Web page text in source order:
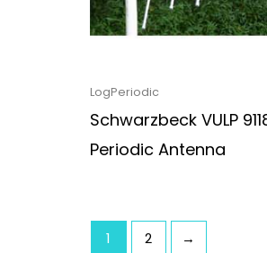
LogPeriodic
Schwarzbeck VULP
Periodic Antenna
1 2 →